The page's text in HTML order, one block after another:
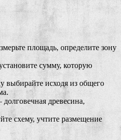
площадь, определите зону
сумму, которую
выбирайте исходя из общего
древесина,
схему, учтите размещение